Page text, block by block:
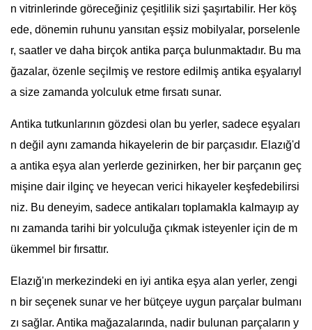
n vitrinlerinde göreceğiniz çeşitlilik sizi şaşırtabilir. Her köş
ede, dönemin ruhunu yansıtan eşsiz mobilyalar, porselenle
r, saatler ve daha birçok antika parça bulunmaktadır. Bu ma
ğazalar, özenle seçilmiş ve restore edilmiş antika eşyalarıyl
a size zamanda yolculuk etme fırsatı sunar.
Antika tutkunlarının gözdesi olan bu yerler, sadece eşyaları
n değil aynı zamanda hikayelerin de bir parçasıdır. Elazığ'd
a antika eşya alan yerlerde gezinirken, her bir parçanın geç
mişine dair ilginç ve heyecan verici hikayeler keşfedebilirsi
niz. Bu deneyim, sadece antikaları toplamakla kalmayıp ay
nı zamanda tarihi bir yolculuğa çıkmak isteyenler için de m
ükemmel bir fırsattır.
Elazığ'ın merkezindeki en iyi antika eşya alan yerler, zengi
n bir seçenek sunar ve her bütçeye uygun parçalar bulmanı
zı sağlar. Antika mağazalarında, nadir bulunan parçaların y